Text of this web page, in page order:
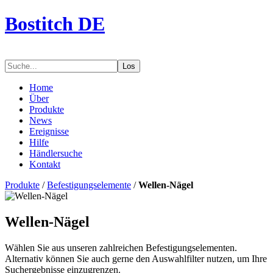
Bostitch DE
Los
Home
Über
Produkte
News
Ereignisse
Hilfe
Händlersuche
Kontakt
Produkte /Befestigungselemente /Wellen-Nägel
Wellen-Nägel
Wählen Sie aus unseren zahlreichen Befestigungselementen.
Alternativ können Sie auch gerne den Auswahlfilter nutzen, um Ihre
Suchergebnisse einzugrenzen.